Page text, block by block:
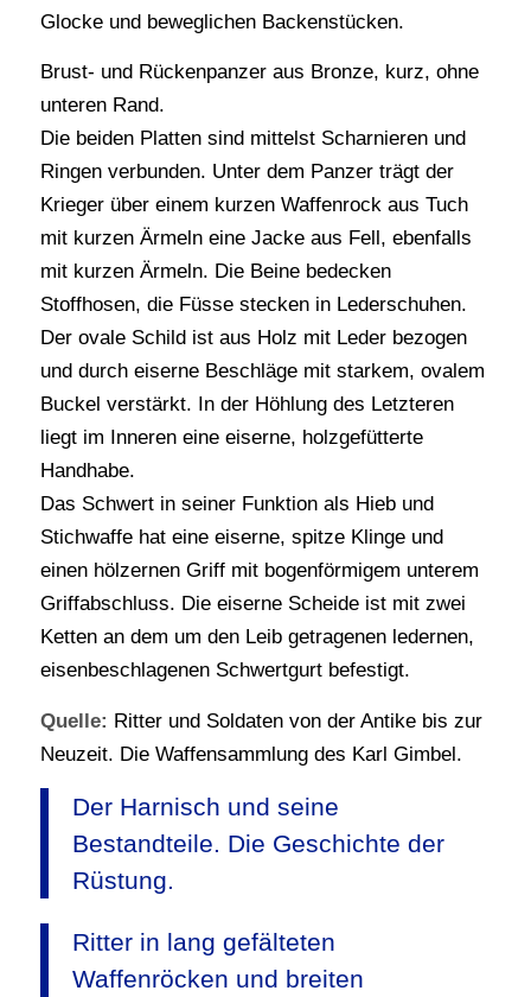
Glocke und beweglichen Backenstücken.
Brust- und Rückenpanzer aus Bronze, kurz, ohne
unteren Rand.
Die beiden Platten sind mittelst Scharnieren und
Ringen verbunden. Unter dem Panzer trägt der
Krieger über einem kurzen Waffenrock aus Tuch
mit kurzen Ärmeln eine Jacke aus Fell, ebenfalls
mit kurzen Ärmeln. Die Beine bedecken
Stoffhosen, die Füsse stecken in Lederschuhen.
Der ovale Schild ist aus Holz mit Leder bezogen
und durch eiserne Beschläge mit starkem, ovalem
Buckel verstärkt. In der Höhlung des Letzteren
liegt im Inneren eine eiserne, holzgefütterte
Handhabe.
Das Schwert in seiner Funktion als Hieb und
Stichwaffe hat eine eiserne, spitze Klinge und
einen hölzernen Griff mit bogenförmigem unterem
Griffabschluss. Die eiserne Scheide ist mit zwei
Ketten an dem um den Leib getragenen ledernen,
eisenbeschlagenen Schwertgurt befestigt.
Quelle: Ritter und Soldaten von der Antike bis zur
Neuzeit. Die Waffensammlung des Karl Gimbel.
Der Harnisch und seine
Bestandteile. Die Geschichte der
Rüstung.
Ritter in lang gefälteten
Waffenröcken und breiten